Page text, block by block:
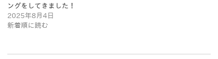
ングをしてきました！
2025年8月4日
新着順に読む